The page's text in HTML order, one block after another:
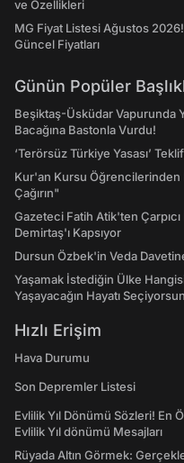
ve Özellikleri
MG Fiyat Listesi Ağustos
Güncel Fiyatları
Günün Popüler
Beşiktaş-Üsküdar Vapurunda
Bacağına Bastonla Vurdu!
‘Terörsüz Türkiye Yasası’
Kur'an Kursu Öğrencilerinden
Çağırın"
Gazeteci Fatih Atik'ten
Demirtaş'ı Kapsıyor
Dursun Özbek'in Veda
Yaşamak İstediğin Ülke
Yaşayacağın Hayatı
Hızlı Erişim
Hava Durumu
Son Depremler Listesi
Evlilik Yıl Dönümü Sözleri! En
Evlilik Yıl dönümü Mesajları
Rüyada Altın Görmek: